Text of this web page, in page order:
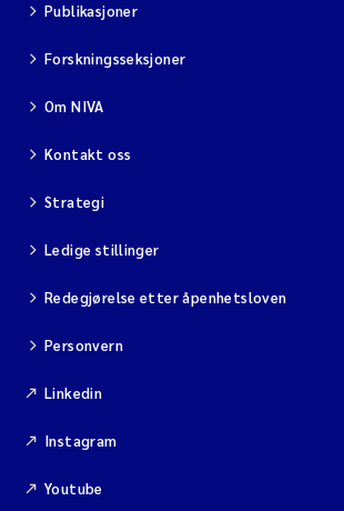
Publikasjoner
Forskningsseksjoner
Om NIVA
Kontakt oss
Strategi
Ledige stillinger
Redegjørelse etter åpenhetsloven
Personvern
Linkedin
Instagram
Youtube